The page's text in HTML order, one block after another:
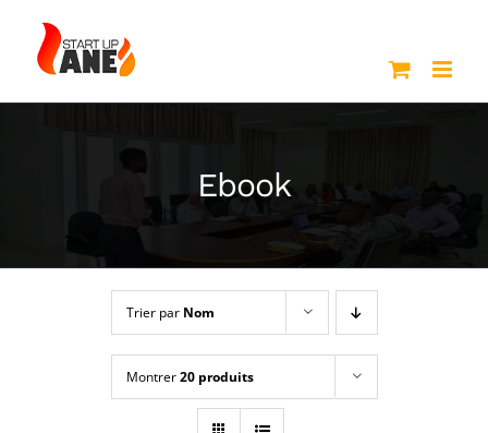
contenu
Ebook
Trier par Nom
Montrer20 produits